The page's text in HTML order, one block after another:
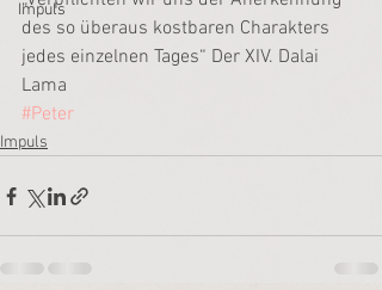
Impuls
des so überaus kostbaren Charakters
jedes einzelnen Tages“ Der XIV. Dalai
Lama
#Peter
Impuls